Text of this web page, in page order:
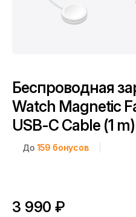
Беспроводная
Watch Magnetic
USB-C Cable (1 m)
До 159 бонусов
3 990 ₽